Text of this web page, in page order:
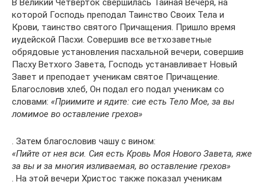
В Великий Четверток свершилась Тайная Вечеря, на
которой Господь преподал Таинство Своих Тела и
Крови, таинство святого Причащения. Пришло время
иудейской Пасхи. Совершив все ветхозаветные
обрядовые установления пасхальной вечери, совершив
Пасху Ветхого Завета, Господь устанавливает Новый
Завет и преподает ученикам святое Причащение.
Благословив хлеб, Он подал его подал ученикам со
словами: «Приимите и ядите: сие есть Тело Мое, за вы
ломимое во оставление грехов»
. Затем благословив чашу с вином:
«Пийте от нея вси. Сия есть Кровь Моя Нового Завета, яже
за вы и за многия изливаемая, во оставление грехов»
. На этой вечери Христос также показал ученикам